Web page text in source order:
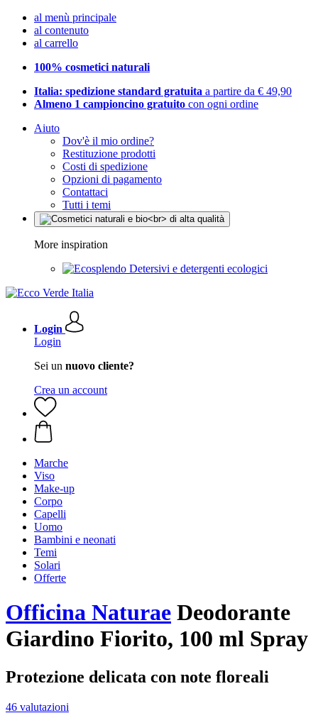
al menù principale
al contenuto
al carrello
100% cosmetici naturali
Italia: spedizione standard gratuita a partire da € 49,90
Almeno 1 campioncino gratuito con ogni ordine
Aiuto
Dov'è il mio ordine?
Restituzione prodotti
Costi di spedizione
Opzioni di pagamento
Contattaci
Tutti i temi
More inspiration
Detersivi e detergenti ecologici
Login
Login
Sei un nuovo cliente?
Crea un account
Marche
Viso
Make-up
Corpo
Capelli
Uomo
Bambini e neonati
Temi
Solari
Offerte
Officina Naturae Deodorante
Giardino Fiorito, 100 ml Spray
Protezione delicata con note floreali
46 valutazioni